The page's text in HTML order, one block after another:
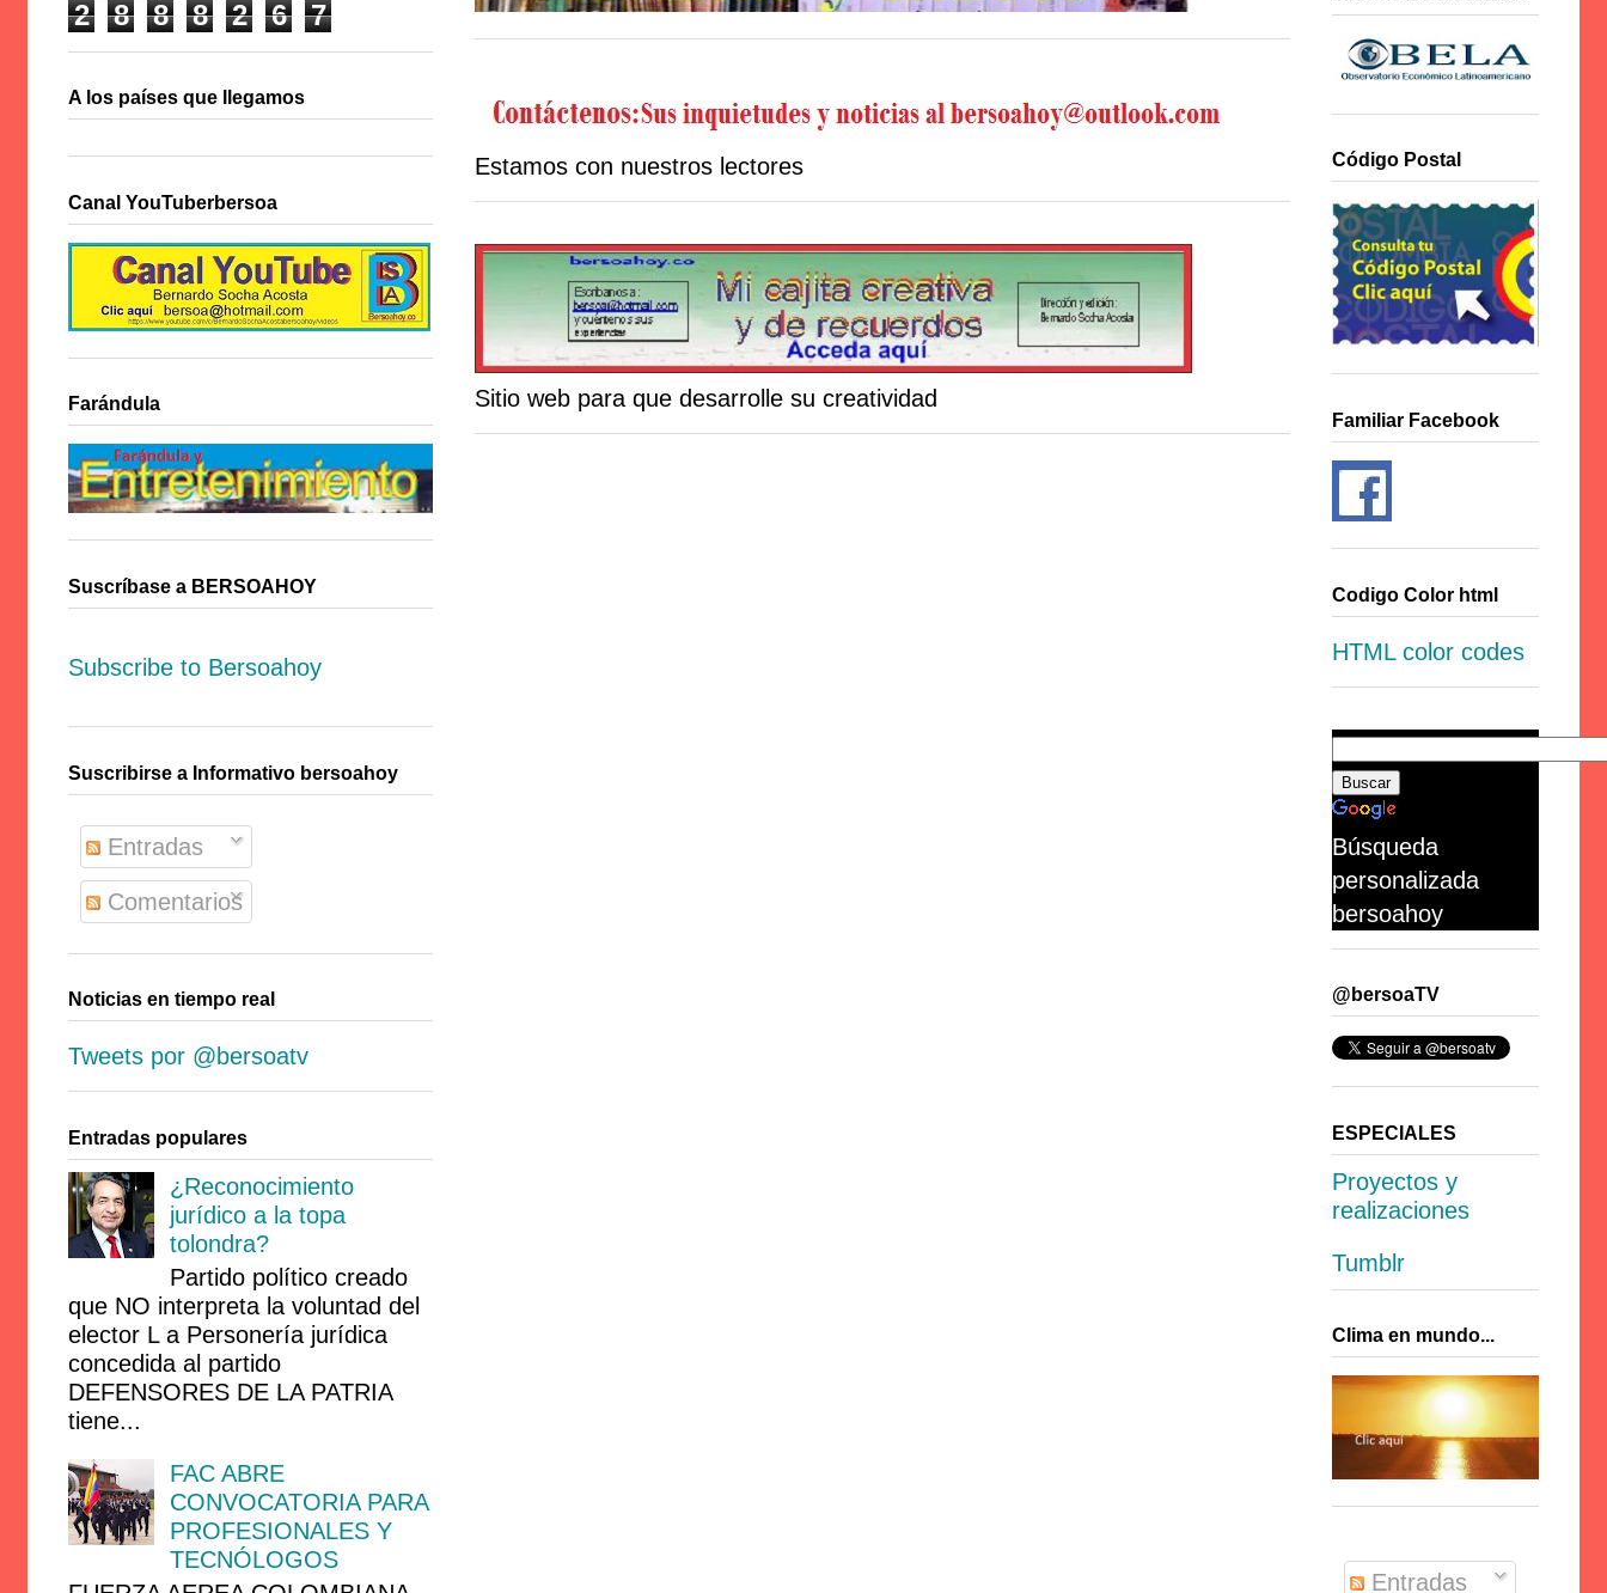
Estamos con nuestros lectores
Sitio web para que desarrolle su creatividad
2 8 8 8 2 6 7
A los países que llegamos
Canal YouTuberbersoa
Farándula
Suscríbase a BERSOAHOY
Subscribe to Bersoahoy
Suscribirse a Informativo bersoahoy
Entradas
Comentarios
Noticias en tiempo real
Tweets por @bersoatv
Entradas populares
¿Reconocimiento
jurídico a la topa
tolondra?
Partido político creado
que NO interpreta la voluntad del
elector L a Personería jurídica
concedida al partido
DEFENSORES DE LA PATRIA
tiene...
FAC ABRE
CONVOCATORIA PARA
PROFESIONALES Y
TECNÓLOGOS
Código Postal
Familiar Facebook
Codigo Color html
HTML color codes
Búsqueda
personalizada
bersoahoy
@bersoaTV
ESPECIALES
Proyectos y
realizaciones
Tumblr
Clima en mundo...
Entradas